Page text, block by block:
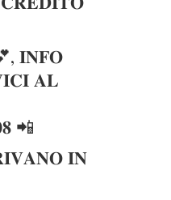
𝐈𝐍𝐅𝐎
𝐀𝐋
📲
𝐈𝐍